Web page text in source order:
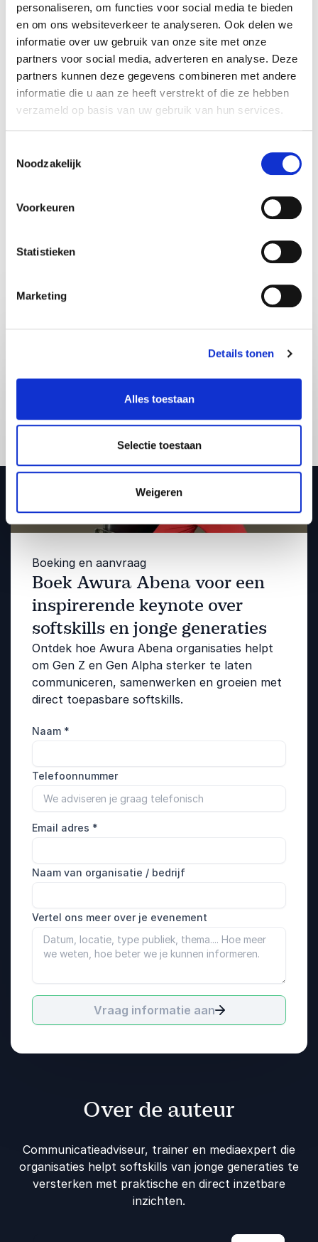
personaliseren, om functies voor social media te bieden
en om ons websiteverkeer te analyseren. Ook delen we
informatie over uw gebruik van onze site met onze
partners voor social media, adverteren en analyse. Deze
partners kunnen deze gegevens combineren met andere
informatie die u aan ze heeft verstrekt of die ze hebben
verzameld op basis van uw gebruik van hun services.
Noodzakelijk
Voorkeuren
Statistieken
Marketing
Details tonen
Alles toestaan
Selectie toestaan
Weigeren
empathie. Ze spreekt de taal van jonge generaties
én die van organisaties. Haar stijl is scherp maar
warm, confronterend waar nodig en altijd gericht
op vooruitgang.
Zoek je een spreker die softskills concreet maakt
en organisaties helpt jong talent duurzaam te
Share:
Vraag vrijblijvend info aan voor
Awura Abena
Boeking en aanvraag
Boek Awura Abena voor een
inspirerende keynote over
softskills en jonge generaties
Ontdek hoe Awura Abena organisaties helpt
om Gen Z en Gen Alpha sterker te laten
communiceren, samenwerken en groeien met
direct toepasbare softskills.
Naam *
Telefoonnummer
Email adres *
Naam van organisatie / bedrijf
Vertel ons meer over je evenement
Vraag informatie aan
Over de auteur
Communicatieadviseur, trainer en mediaexpert die
organisaties helpt softskills van jonge generaties te
versterken met praktische en direct inzetbare
inzichten.